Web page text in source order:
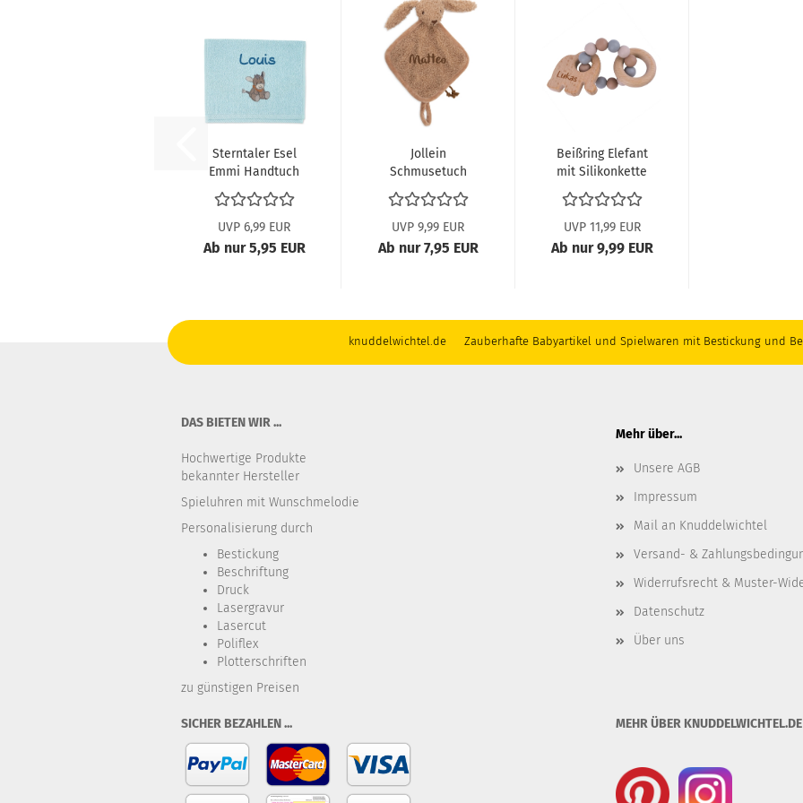
Sterntaler Esel
Emmi Handtuch
7162000
UVP 6,99 EUR
Ab nur 5,95 EUR
Jollein
Schmusetuch
Bunny -
Riverside
UVP 9,99 EUR
Ab nur 7,95 EUR
Beißring Elefant
mit Silikonkette
UVP 11,99 EUR
Ab nur 9,99 EUR
knuddelwichtel.de Zauberhafte Babyartikel und Spielwaren mit Bestickung und
DAS BIETEN WIR ...
Hochwertige Produkte
bekannter Hersteller
Spieluhren mit Wunschmelodie
Personalisierung durch
Bestickung​
Beschriftung
Druck
Lasergravur
Lasercut
Poliflex
Plotterschriften
zu günstigen Preisen
Mehr über...
Unsere AGB
Impressum
Mail an Knuddelwichtel
Versand- &
Widerrufsrecht & Muster-
Datenschutz
Über uns
SICHER BEZAHLEN ... MEHR ÜBER